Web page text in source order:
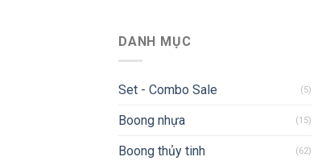
DANH MỤC
Set - Combo Sale (5)
Boong nhựa (15)
Boong thủy tinh (62)